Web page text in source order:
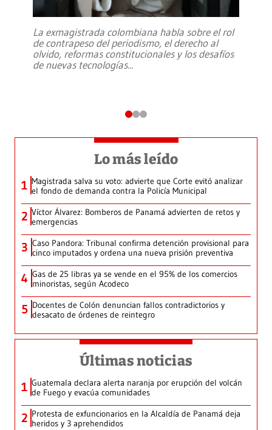
La exmagistrada colombiana habla sobre el rol
de contrapeso del periodismo, el derecho al
olvido, reformas constitucionales y los desafíos
de nuevas tecnologías...
Lo más leído
1 Magistrada salva su voto: advierte que Corte evitó analizar
el fondo de demanda contra la Policía Municipal
2 Víctor Álvarez: Bomberos de Panamá advierten de retos y
emergencias
3 Caso Pandora: Tribunal confirma detención provisional para
cinco imputados y ordena una nueva prisión preventiva
4 Gas de 25 libras ya se vende en el 95% de los comercios
minoristas, según Acodeco
5 Docentes de Colón denuncian fallos contradictorios y
desacato de órdenes de reintegro
Últimas noticias
1 Guatemala declara alerta naranja por erupción del volcán
de Fuego y evacúa comunidades
2 Protesta de exfuncionarios en la Alcaldía de Panamá deja
heridos y 3 aprehendidos